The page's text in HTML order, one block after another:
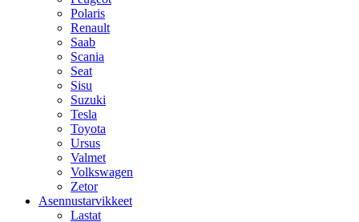
Polaris
Renault
Saab
Scania
Seat
Sisu
Suzuki
Tesla
Toyota
Ursus
Valmet
Volkswagen
Zetor
Asennustarvikkeet
Lastat